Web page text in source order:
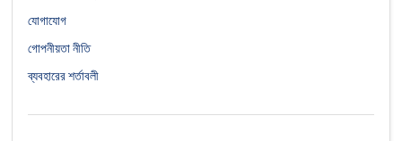
যোগাযোগ
গোপনীয়তা নীতি
ব্যবহারের শর্তাবলী